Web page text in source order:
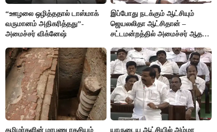
“ஊழலை ஒழித்ததால் டாஸ்மாக்
வருமானம் அதிகரித்தது”-
அமைச்சர் விக்னேஷ்
இப்போது நடக்கும் ஆட்சியும்
ஜெயலலிதா ஆட்சிதான் –
சட்டமன்றத்தில் அமைச்சர் ஆதவ்
தமிழர்களின் மரபணு ரகசியம்
யாருடைய ஆட்சியில் அம்மா